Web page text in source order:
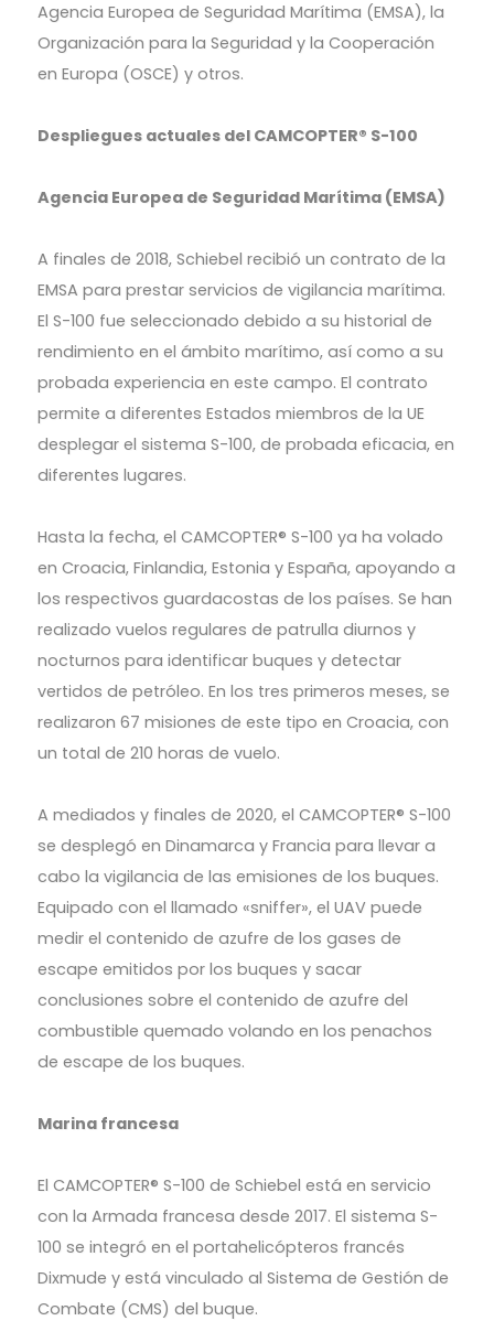
Agencia Europea de Seguridad Marítima (EMSA), la
Organización para la Seguridad y la Cooperación
en Europa (OSCE) y otros.
Despliegues actuales del CAMCOPTER® S-100
Agencia Europea de Seguridad Marítima (EMSA)
A finales de 2018, Schiebel recibió un contrato de la
EMSA para prestar servicios de vigilancia marítima.
El S-100 fue seleccionado debido a su historial de
rendimiento en el ámbito marítimo, así como a su
probada experiencia en este campo. El contrato
permite a diferentes Estados miembros de la UE
desplegar el sistema S-100, de probada eficacia, en
diferentes lugares.
Hasta la fecha, el CAMCOPTER® S-100 ya ha volado
en Croacia, Finlandia, Estonia y España, apoyando a
los respectivos guardacostas de los países. Se han
realizado vuelos regulares de patrulla diurnos y
nocturnos para identificar buques y detectar
vertidos de petróleo. En los tres primeros meses, se
realizaron 67 misiones de este tipo en Croacia, con
un total de 210 horas de vuelo.
A mediados y finales de 2020, el CAMCOPTER® S-100
se desplegó en Dinamarca y Francia para llevar a
cabo la vigilancia de las emisiones de los buques.
Equipado con el llamado «sniffer», el UAV puede
medir el contenido de azufre de los gases de
escape emitidos por los buques y sacar
conclusiones sobre el contenido de azufre del
combustible quemado volando en los penachos
de escape de los buques.
Marina francesa
El CAMCOPTER® S-100 de Schiebel está en servicio
con la Armada francesa desde 2017. El sistema S-
100 se integró en el portahelicópteros francés
Dixmude y está vinculado al Sistema de Gestión de
Combate (CMS) del buque.